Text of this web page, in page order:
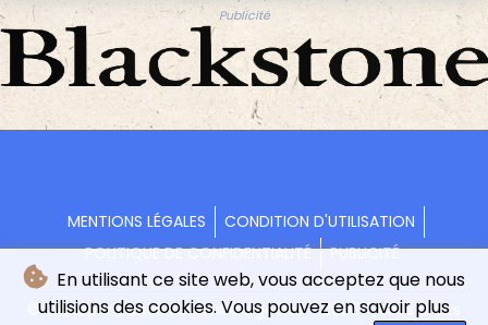
En utilisant ce site web, vous acceptez que nous
utilisions des cookies. Vous pouvez en savoir plus
Publicité
MENTIONS LÉGALES
CONDITION D'UTILISATION
POLITIQUE DE CONFIDENTIALITÉ
PUBLICITÉ
© L'indépendance Luxembourgeoise - 2026 - Tous droits